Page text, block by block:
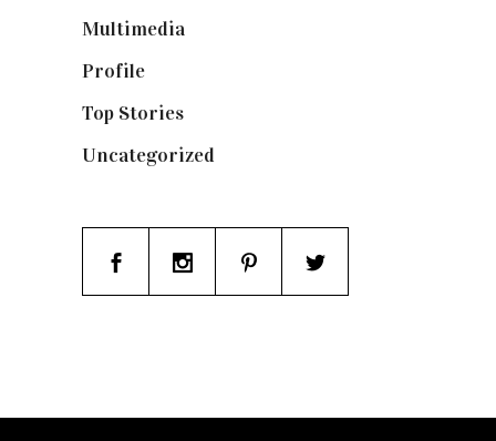
Multimedia
Profile
Top Stories
Uncategorized